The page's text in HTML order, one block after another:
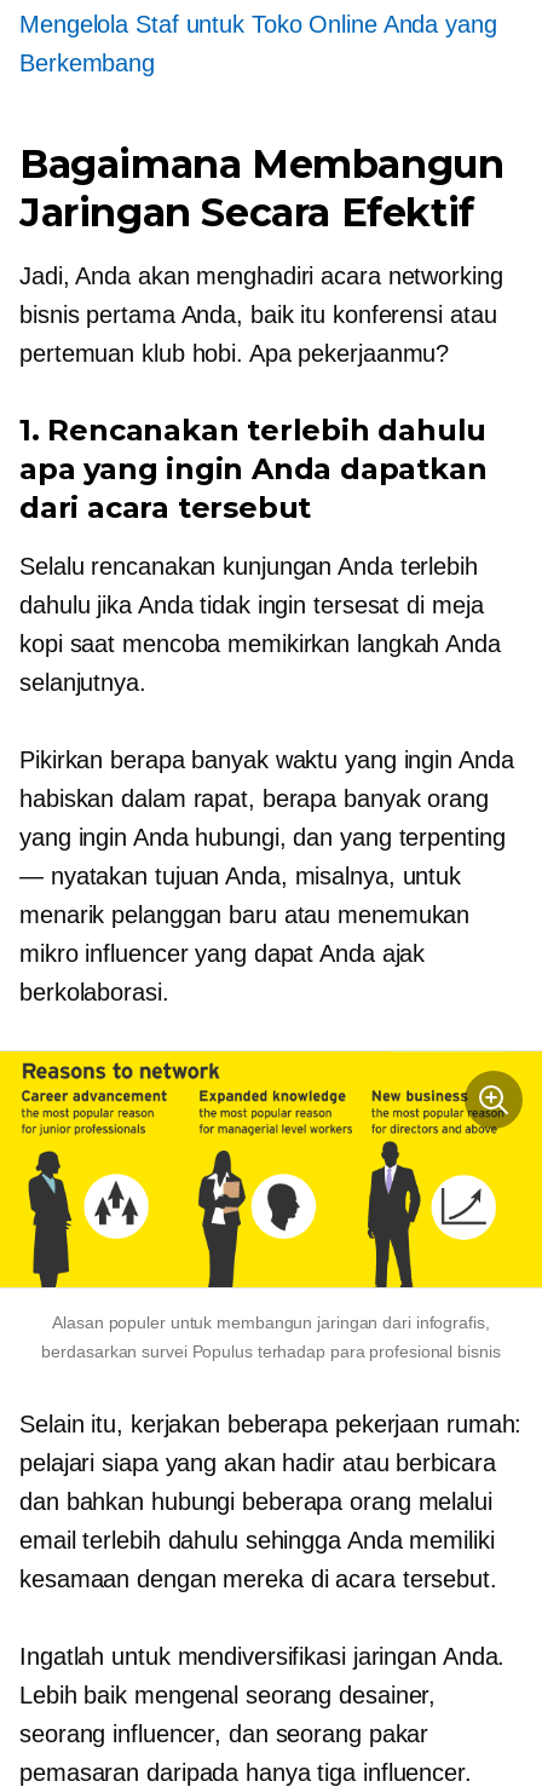
Mengelola Staf untuk Toko Online Anda yang
Berkembang
Bagaimana Membangun
Jaringan Secara Efektif
Jadi, Anda akan menghadiri acara networking
bisnis pertama Anda, baik itu konferensi atau
pertemuan klub hobi. Apa pekerjaanmu?
1. Rencanakan terlebih dahulu
apa yang ingin Anda dapatkan
dari acara tersebut
Selalu rencanakan kunjungan Anda terlebih
dahulu jika Anda tidak ingin tersesat di meja
kopi saat mencoba memikirkan langkah Anda
selanjutnya.
Pikirkan berapa banyak waktu yang ingin Anda
habiskan dalam rapat, berapa banyak orang
yang ingin Anda hubungi, dan yang terpenting
— nyatakan tujuan Anda, misalnya, untuk
menarik pelanggan baru atau menemukan
mikro influencer yang dapat Anda ajak
berkolaborasi.
Alasan populer untuk membangun jaringan dari infografis,
berdasarkan survei Populus terhadap para profesional bisnis
Selain itu, kerjakan beberapa pekerjaan rumah:
pelajari siapa yang akan hadir atau berbicara
dan bahkan hubungi beberapa orang melalui
email terlebih dahulu sehingga Anda memiliki
kesamaan dengan mereka di acara tersebut.
Ingatlah untuk mendiversifikasi jaringan Anda.
Lebih baik mengenal seorang desainer,
seorang influencer, dan seorang pakar
pemasaran daripada hanya tiga influencer.